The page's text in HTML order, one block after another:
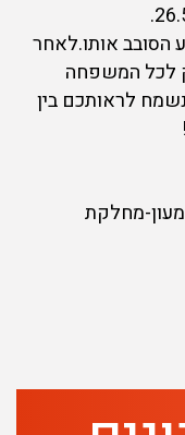
הסובב אותו.לאחר
לכל המשפחה
לראותכם בין
מחלקת